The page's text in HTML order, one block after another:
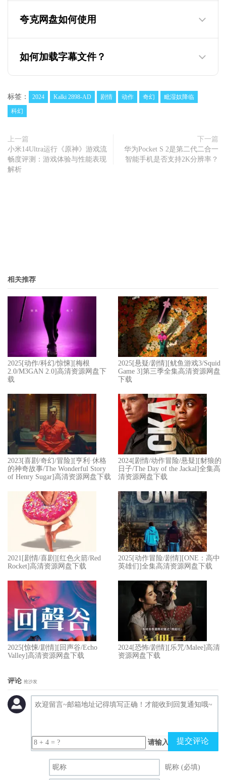
夸克网盘如何使用
如何加载字幕文件？
标签： 2024 Kalki 2898-AD 剧情 动作 奇幻
毗湿奴降临
科幻
上一篇
小米14Ultra运行《原神》游戏流
畅度评测：游戏体验与性能表现
解析
下一篇
华为Pocket S 2是第二代二合一
智能手机是否支持2K分辨率？
相关推荐
2025[动作/科幻/惊悚][梅根
2.0/M3GAN 2.0]高清资源网盘下
载
2025[悬疑/剧情][鱿鱼游戏3/Squid
Game 3]第三季全集高清资源网盘
下载
2023[喜剧/奇幻/冒险][亨利·休格
的神奇故事/The Wonderful Story
of Henry Sugar]高清资源网盘下载
2024[剧情/动作冒险/悬疑][豺狼的
日子/The Day of the Jackal]全集高
清资源网盘下载
2021[剧情/喜剧][红色火箭/Red
Rocket]高清资源网盘下载
2025[动作冒险/剧情][ONE：高中
英雄们]全集高清资源网盘下载
2025[惊悚/剧情][回声谷/Echo
Valley]高清资源网盘下载
2024[恐怖/剧情][乐咒/Malee]高清
资源网盘下载
评论 抢沙发
请输入（计算结果）
提交评论
昵称 (必填)